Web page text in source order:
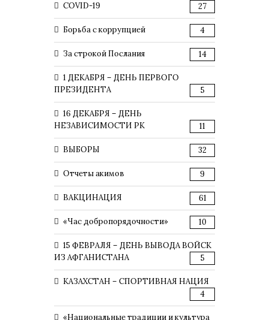
COVID-19 27
Борьба с коррупцией 4
За строкой Послания 14
1 ДЕКАБРЯ – ДЕНЬ ПЕРВОГО
ПРЕЗИДЕНТА
5
16 ДЕКАБРЯ – ДЕНЬ
НЕЗАВИСИМОСТИ РК
11
ВЫБОРЫ 32
Отчеты акимов 9
ВАКЦИНАЦИЯ 61
«Час добропорядочности» 10
15 ФЕВРАЛЯ – ДЕНЬ ВЫВОДА ВОЙСК
ИЗ АФГАНИСТАНА
5
КАЗАХСТАН – СПОРТИВНАЯ НАЦИЯ
4
«Национальные традиции и культура